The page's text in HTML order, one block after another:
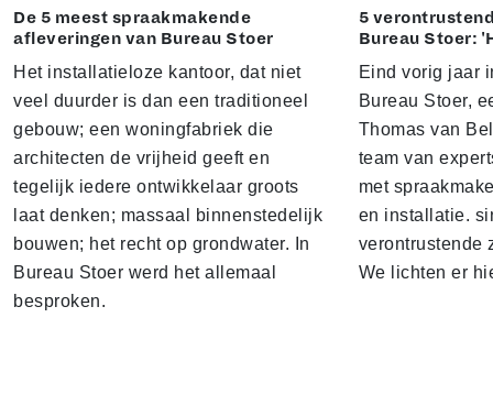
De 5 meest spraakmakende
afleveringen van Bureau Stoer
Het installatieloze kantoor, dat niet
veel duurder is dan een traditioneel
gebouw; een woningfabriek die
architecten de vrijheid geeft en
tegelijk iedere ontwikkelaar groots
laat denken; massaal binnenstedelijk
bouwen; het recht op grondwater. In
Bureau Stoer werd het allemaal
besproken.
5
Bureau Stoer:
Eind vorig jaar
Bureau Stoer,
Thomas van
team van
met
en installatie.
verontrustende
We lichten er